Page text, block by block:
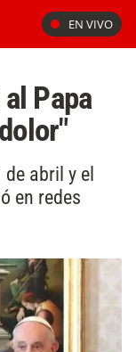
EN VIVO
Papa
abril y el
en redes